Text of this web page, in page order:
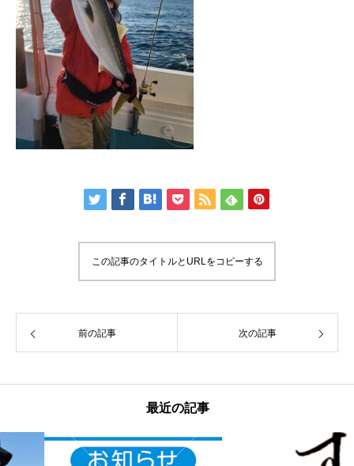
この記事のタイトルとURLをコピーする
前の記事 次の記事
最近の記事